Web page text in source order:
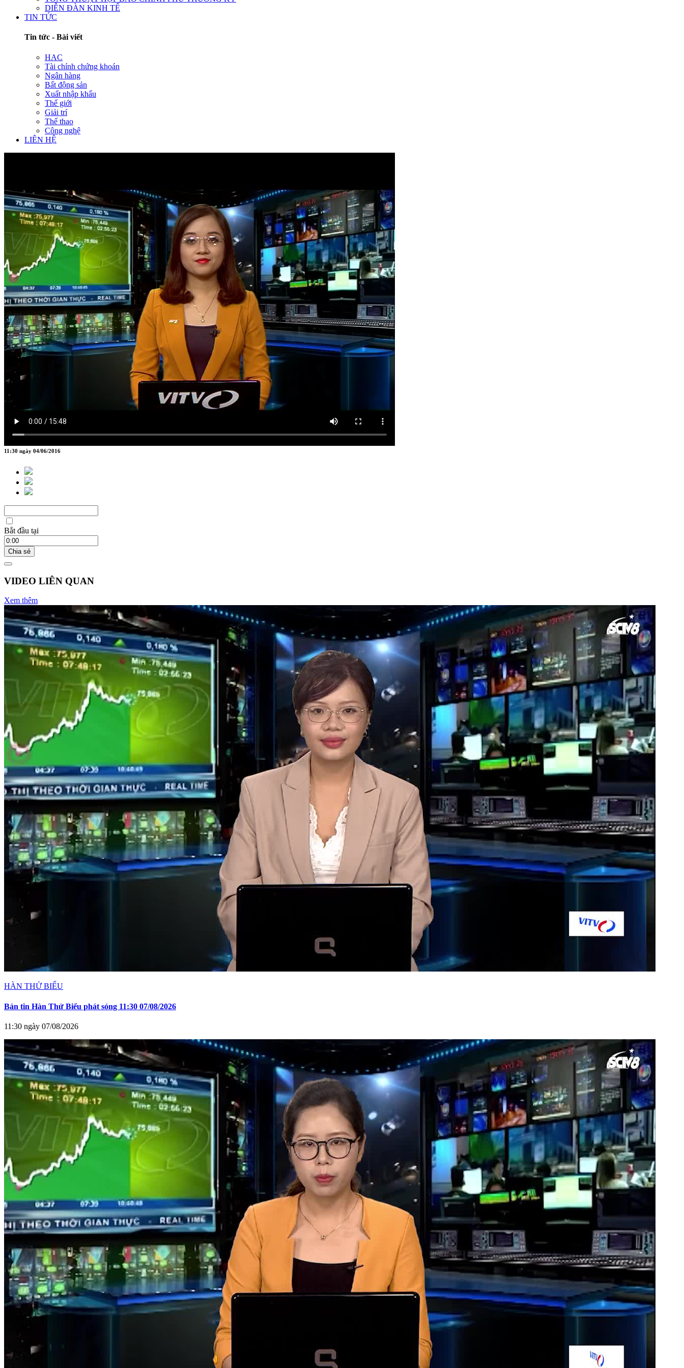
DIỄN ĐÀN KINH TẾ
TIN TỨC
Tin tức - Bài viết
HAC
Tài chính chứng khoán
Ngân hàng
Bất động sản
Xuất nhập khẩu
Thế giới
Giải trí
Thể thao
Công nghệ
LIÊN HỆ
HÀN THỬ BIỂU
11:30 ngày 04/06/2016
Bắt đầu tại
Chia sẻ
VIDEO LIÊN QUAN
Xem thêm
HÀN THỬ BIỂU
Bản tin Hàn Thử Biểu phát sóng 11:30 07/08/2026
11:30 ngày 07/08/2026